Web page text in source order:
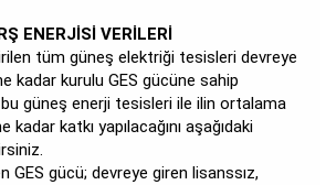
ENERJİSİ VERİLERİ
tüm güneş elektriği tesisleri devreye
kadar kurulu GES gücüne sahip
bu güneş enerji tesisleri ile ilin ortalama
katkı yapılacağını aşağıdaki
GES gücü; devreye giren lisanssız,